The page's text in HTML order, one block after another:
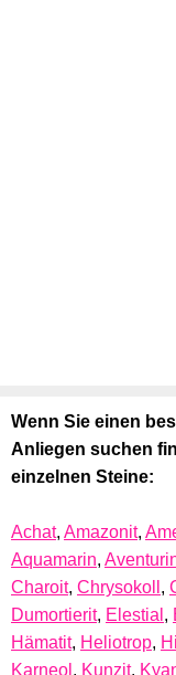
Wenn Sie einen
Anliegen suchen
einzelnen Steine:
Achat, Amazonit,
Aquamarin,
Charoit, Chrysokoll ,
Dumortierit, Elestial ,
Hämatit, Heliotrop,
Karneol , Kunzit,